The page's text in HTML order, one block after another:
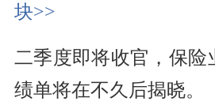
块>>
二季度即将收官，保险
绩单将在不久后揭晓。